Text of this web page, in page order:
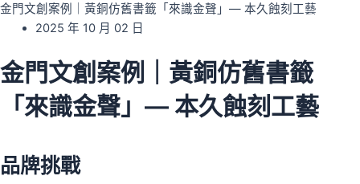
金門文創案例｜黃銅仿舊書籤「來識金聲」— 本久蝕刻工藝
2025 年 10 月 02 日
金門文創案例｜黃銅仿舊書籤
「來識金聲」— 本久蝕刻工藝
品牌挑戰